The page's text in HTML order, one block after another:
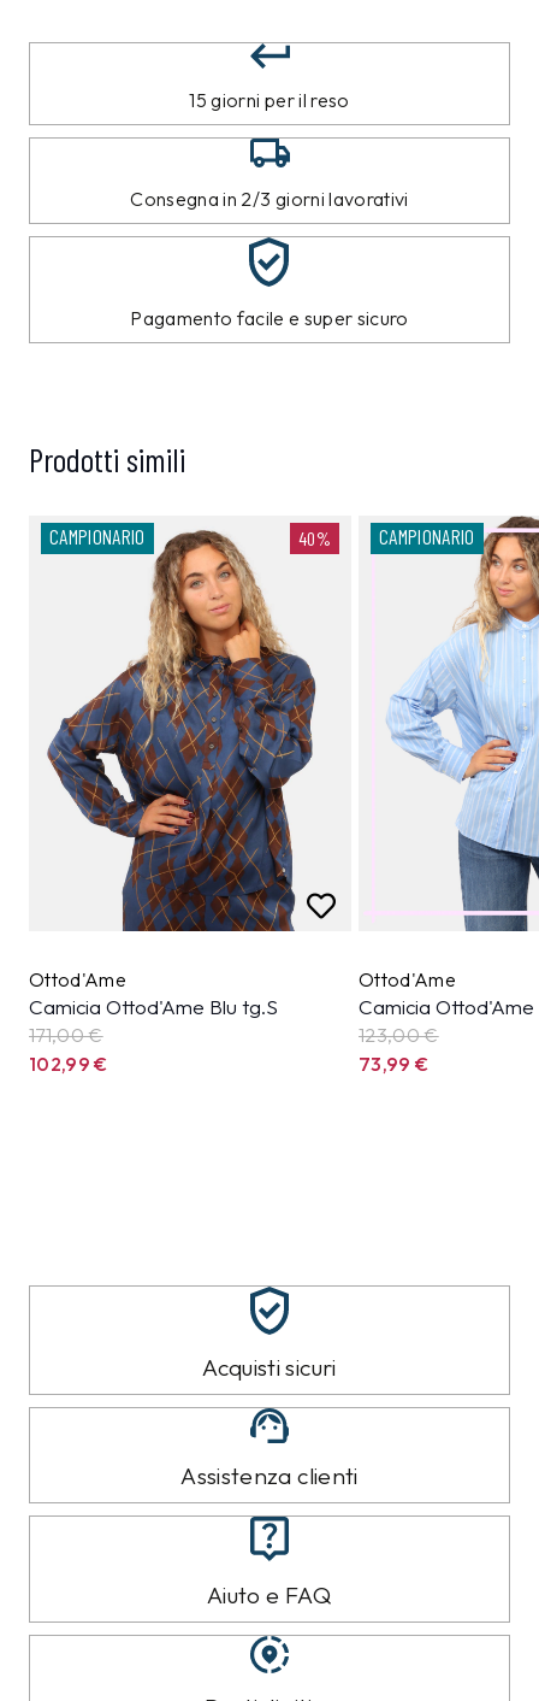
15 giorni per il reso
Consegna in 2/3 giorni lavorativi
Pagamento facile e super sicuro
Prodotti simili
CAMPIONARIO 40%
Ottod'Ame
Camicia Ottod'Ame Blu tg.S
171,00 €
102,99€
CAMPIONARIO
Ottod'Ame
Camicia
123,00 €
73,99€
Acquisti sicuri
Assistenza clienti
Aiuto e FAQ